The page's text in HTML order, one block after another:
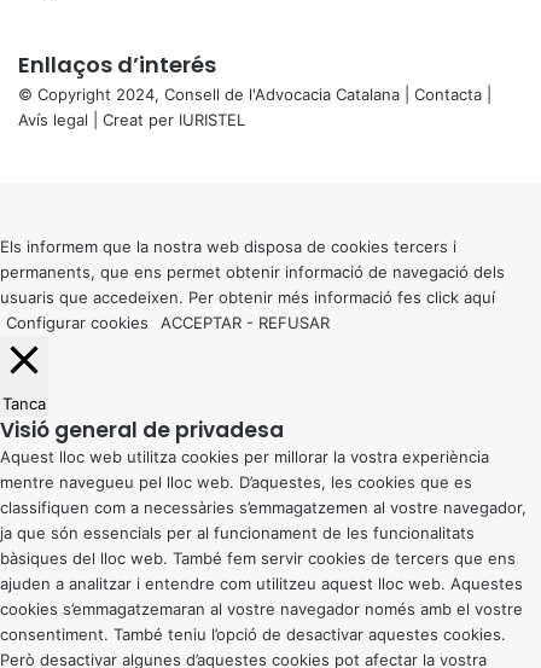
Enllaços d’interés
© Copyright 2024, Consell de l'Advocacia Catalana | Contacta
Avís legal | Creat per IURISTEL
button
Els informem que la nostra web disposa de cookies tercers i
permanents, que ens permet obtenir informació de navegació dels
usuaris que accedeixen. Per obtenir més informació fes click aquí
Configurar cookies
ACCEPTAR - REFUSAR
Tanca
Visió general de privadesa
Aquest lloc web utilitza cookies per millorar la vostra experiència
mentre navegueu pel lloc web. D’aquestes, les cookies que es
classifiquen com a necessàries s’emmagatzemen al vostre navegador,
ja que són essencials per al funcionament de les funcionalitats
bàsiques del lloc web. També fem servir cookies de tercers que ens
ajuden a analitzar i entendre com utilitzeu aquest lloc web. Aquestes
cookies s’emmagatzemaran al vostre navegador només amb el vostre
consentiment. També teniu l’opció de desactivar aquestes cookies.
Però desactivar algunes d’aquestes cookies pot afectar la vostra